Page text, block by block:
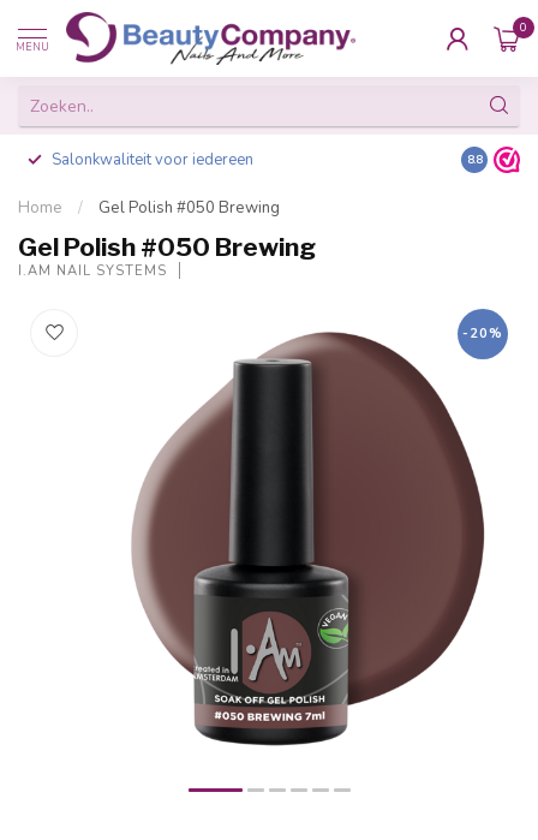
MENU
0
Salonkwaliteit voor iedereen Gratis
8.8
Home / Gel Polish #050 Brewing
Gel Polish #050 Brewing
I.AM NAIL SYSTEMS
-20%